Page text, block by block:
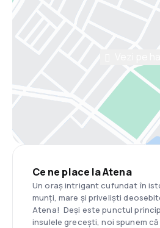
Ce ne place la Atena
Un oraș intrigant cufundat în
munți, mare și priveliști
Atena! Deși este punctul
insulele grecești, noi spunem